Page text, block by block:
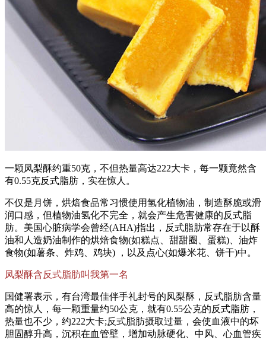
一颗凤梨酥约重50克，不但热量高达222大卡，每一颗竟然含
有0.55克反式脂肪，实在惊人。
不仅是月饼，烘焙食品常习惯使用氢化植物油，制造酥脆或滑
润口感，但植物油氢化不完全，就会产生危害健康的反式脂
肪。美国心脏病学会曾经(AHA)指出，反式脂肪常存在于以酥
油和人造奶油制作的烘焙食物(如糕点、甜甜圈、蛋糕)、油炸
食物(如薯条、炸鸡、鸡块) ，以及点心(如爆米花、饼干)中。
凤梨酥含反式脂肪叫我第一名
国健署表示，有台湾最佳伴手礼封号的凤梨酥，反式脂肪含量
高的惊人，每一颗重量约50公克，就有0.55公克的反式脂肪，
热量也不少，约222大卡;反式脂肪摄取过量，会使血液中的坏
胆固醇升高，沉积在血管壁，增加动脉硬化、中风、心血管疾